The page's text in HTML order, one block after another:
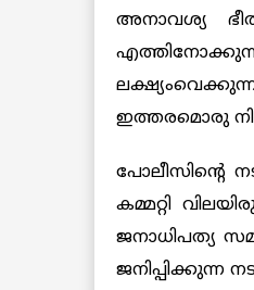
അനാവശ്യ
ഇത്തരമൊരു
പോലീസിന്റെ
കമ്മറ്റി
ജനാധിപത്യ
ജനിപ്പിക്കുന്ന